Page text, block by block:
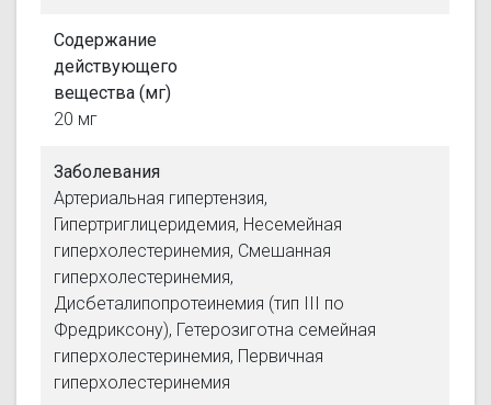
Содержание
действующего
вещества (мг)
20 мг
Заболевания
Артериальная гипертензия,
Гипертриглицеридемия, Несемейная
гиперхолестеринемия, Смешанная
гиперхолестеринемия,
Дисбеталипопротеинемия (тип III по
Фредриксону), Гетерозиготна семейная
гиперхолестеринемия, Первичная
гиперхолестеринемия